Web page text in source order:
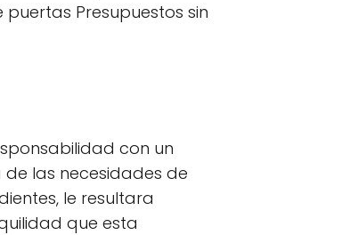
Presupuestos sin
con un
las necesidades de
le resultara
que esta